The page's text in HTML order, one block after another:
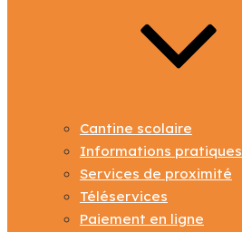
Cantine scolaire
Informations pratiques
Services de proximité
Téléservices
Paiement en ligne